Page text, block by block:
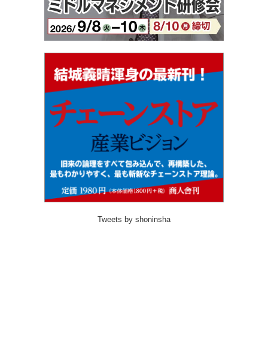
Tweets by shoninsha